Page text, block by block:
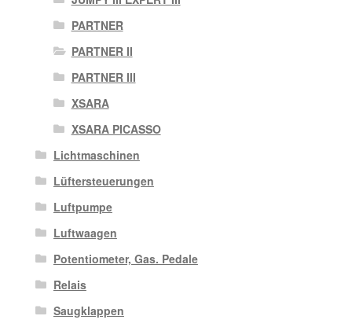
PARTNER
PARTNER II
PARTNER III
XSARA
XSARA PICASSO
Lichtmaschinen
Lüftersteuerungen
Luftpumpe
Luftwaagen
Potentiometer, Gas. Pedale
Relais
Saugklappen